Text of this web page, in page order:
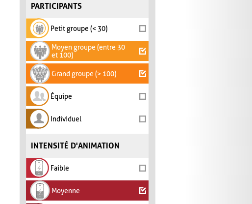
PARTICIPANTS
Petit groupe (< 30)
Moyen groupe (entre 30
et 100)
Grand groupe (> 100)
Équipe
Individuel
INTENSITÉ D'ANIMATION
Faible
Moyenne